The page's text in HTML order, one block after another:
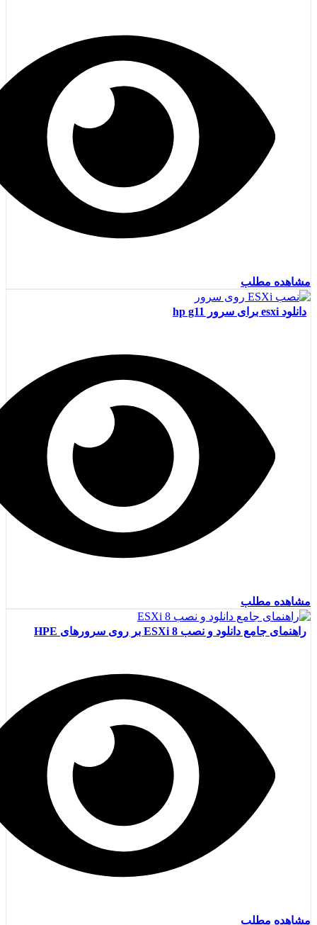
مشاهده مطلب
دانلود esxi برای سرور hp g11
مشاهده مطلب
راهنمای جامع دانلود و نصب ESXi 8 بر روی سرورهای HPE
مشاهده مطلب